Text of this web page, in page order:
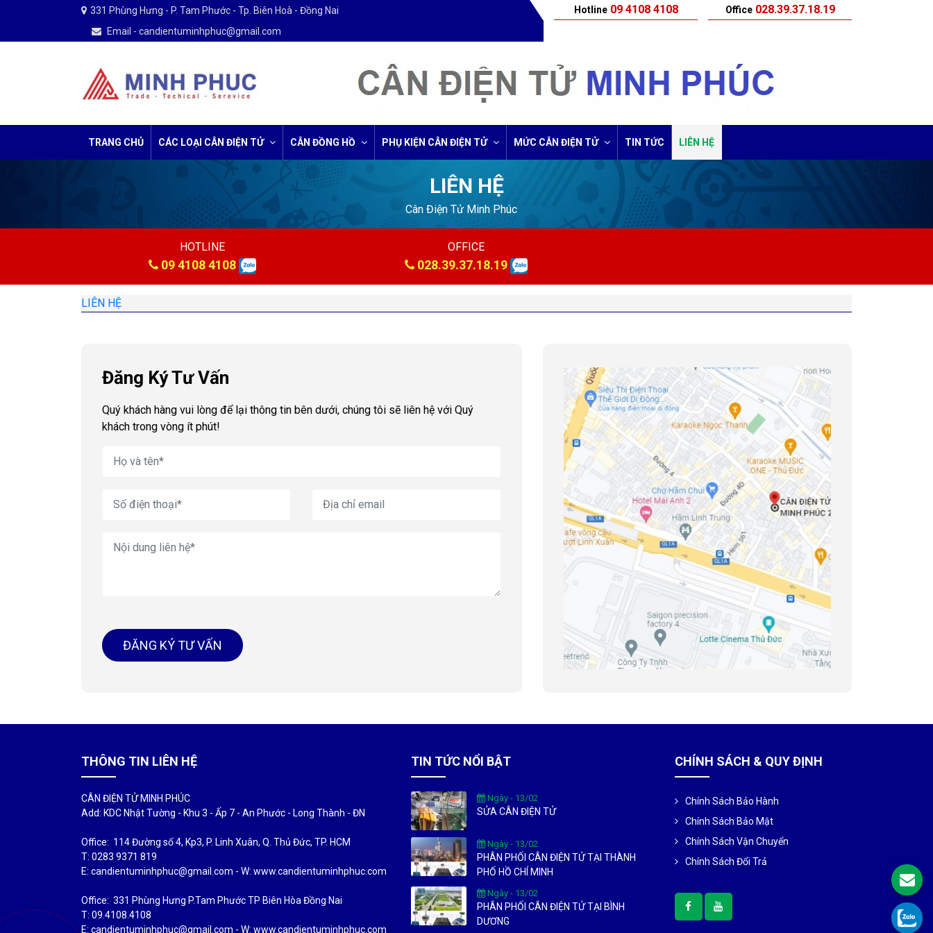
331 Phùng Hưng - P. Tam Phước - Tp. Biên Hoà - Đồng Nai
Email - candientuminhphuc@gmail.com
Hotline09 4108 4108 Office028.39.37.18.19
TRANG CHỦ CÁC LOẠI CÂN ĐIỆN TỬ CÂN ĐỒNG HỒ PHỤ KIỆN CÂN ĐIỆN TỬ MỨC CÂN ĐIỆN TỬ TIN TỨC LIÊN HỆ
LIÊN HỆ
Cân Điện Tử Minh Phúc
HOTLINE
09 4108 4108
OFFICE
028.39.37.18.19
LIÊN HỆ
Đăng Ký Tư Vấn
Quý khách hàng vui lòng để lại thông tin bên dưới, chúng tôi sẽ liên hệ với Quý
khách trong vòng ít phút!
ĐĂNG KÝ TƯ VẤN
THÔNG TIN LIÊN HỆ
CÂN ĐIỆN TỬ MINH PHÚC
Add: KDC Nhật Tường - Khu 3 - Ấp 7 - An Phước - Long Thành - ĐN
Office: 114 Đường số 4, Kp3, P. Linh Xuân, Q. Thủ Đức, TP. HCM
T: 0283 9371 819
E: candientuminhphuc@gmail.com - W: www.candientuminhphuc.com
Office: 331 Phùng Hưng P.Tam Phước TP Biên Hòa Đồng Nai
T: 09.4108.4108
E: candientuminhphuc@gmail.com - W: www.candientuminhphuc.com
TIN TỨC NỔI BẬT
Ngày - 13/02
SỬA CÂN ĐIỆN TỬ
Ngày - 13/02
PHÂN PHỐI CÂN ĐIỆN TỬ TẠI THÀNH
PHỐ HỒ CHÍ MINH
Ngày - 13/02
PHÂN PHỐI CÂN ĐIỆN TỬ TẠI BÌNH
DƯƠNG
CHÍNH SÁCH & QUY ĐỊNH
Chính Sách Bảo Hành
Chính Sách Bảo Mật
Chính Sách Vận Chuyển
Chính Sách Đổi Trả